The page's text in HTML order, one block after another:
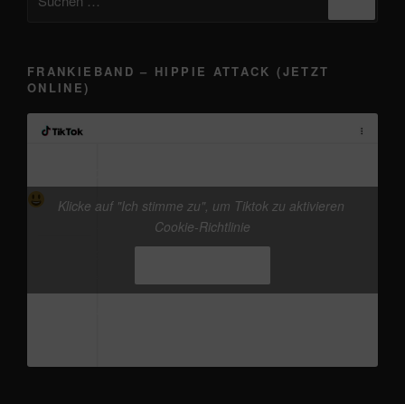
nach:
FRANKIEBAND – HIPPIE ATTACK (JETZT
ONLINE)
vor dem 13.08. „Auf der Brücke nach
Fehmarn - frankieband“ Release, gibts schon die
neue Version von Hippie Attack#frankieband
#musicproduction #distrokid
Klicke auf "Ich stimme zu", um Tiktok zu aktivieren
Cookie-Richtlinie